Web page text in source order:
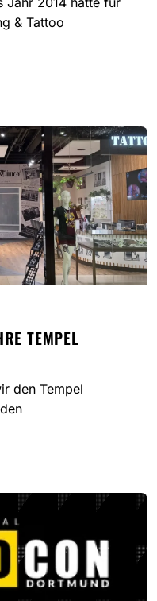
& Tattoo
TEMPEL
den Tempel